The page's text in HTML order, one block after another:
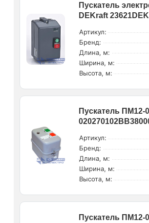
Пускатель
DEKraft 23621DEK
Артикул:
Бренд:
Длина, м:
Ширина, м:
Высота, м:
Пускатель ПМ12-
Артикул:
Бренд:
Длина, м:
Ширина, м:
Высота, м:
Пускатель ПМ12-